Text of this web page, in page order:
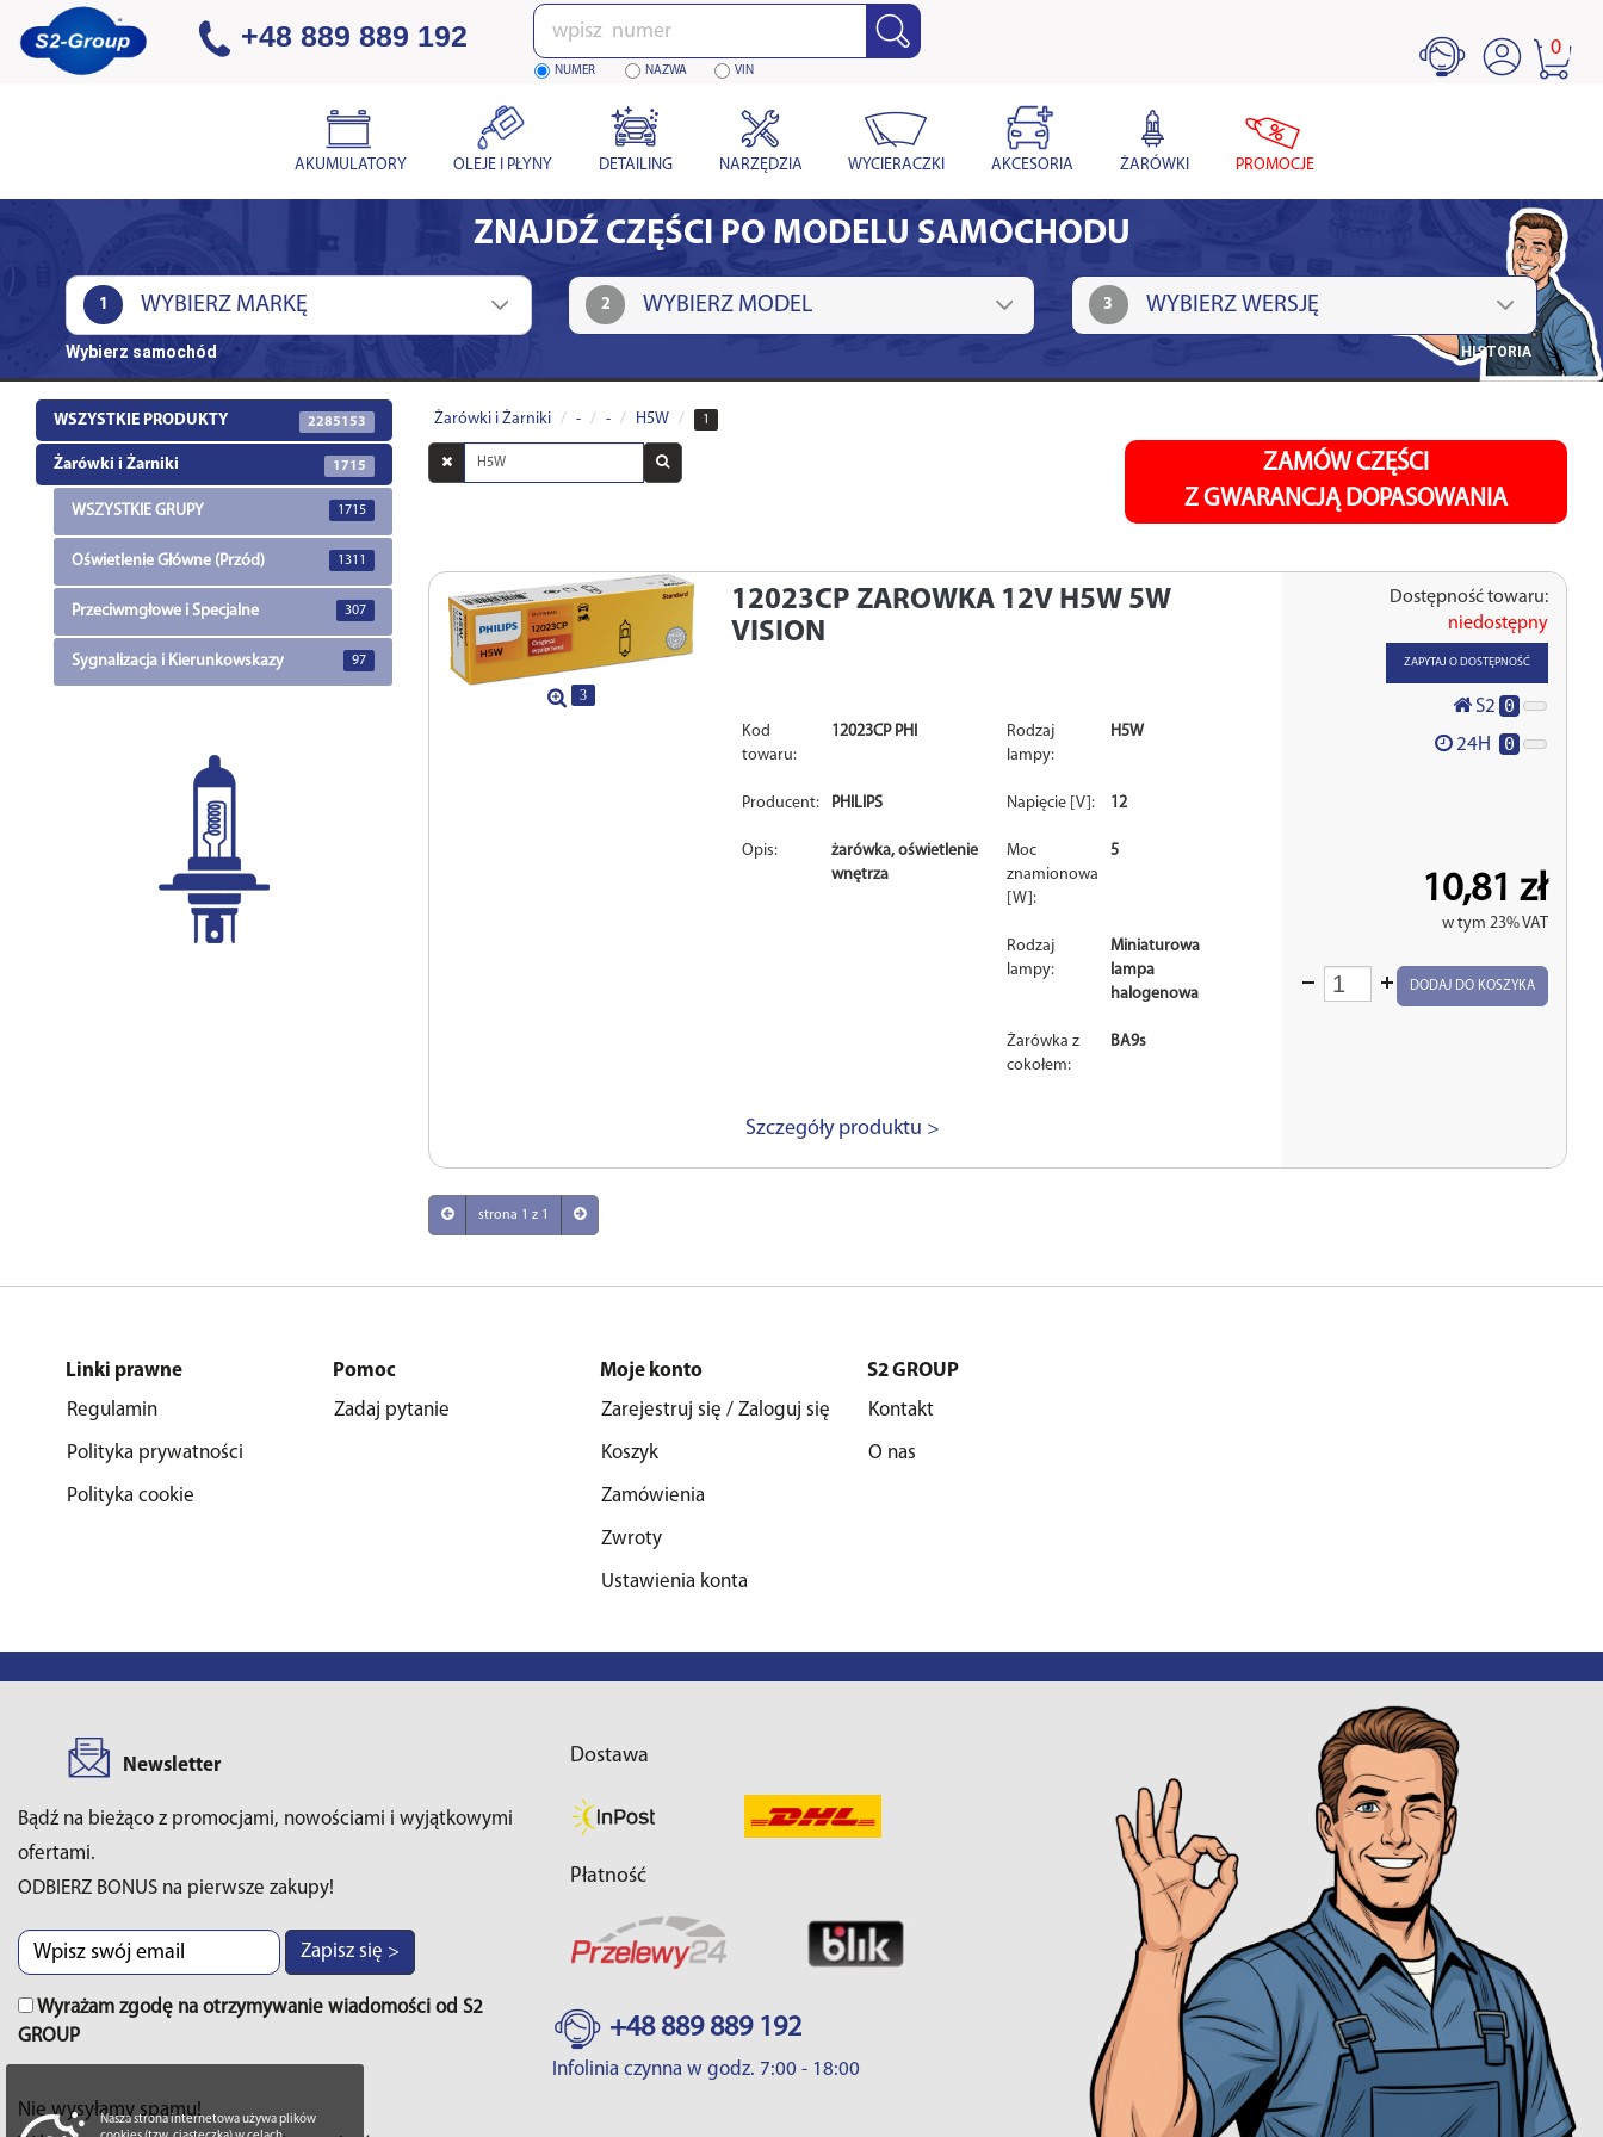
+48 889 889 192 Wpisz
numer
NUMER NAZWA VIN
0
AKUMULATORY OLEJE I PŁYNY DETAILING NARZĘDZIA WYCIERACZKI AKCESORIA ŻARÓWKI PROMOCJE
ZNAJDŹ CZĘŚCI PO MODELU SAMOCHODU
1 2 3
Wybierz samochód HISTORIA
Żarówki i Żarniki - - H5W 1
Wyszukaj
w
ZAMÓW CZĘŚCI
Z GWARANCJĄ DOPASOWANIA
3
12023CP ZAROWKA 12V H5W 5W
VISION
Kod
towaru:
12023CP PHI
Producent: PHILIPS
Opis:
żarówka, oświetlenie
wnętrza
Rodzaj
lampy:
H5W
Napięcie [V]: 12
Moc
znamionowa
[W]:
5
Rodzaj
lampy:
Miniaturowa
lampa
halogenowa
Żarówka z
cokołem:
BA9s
Szczegóły produktu >
Dostępność towaru:
niedostępny
ZAPYTAJ O DOSTĘPNOŚĆ
S2 0
24H 0
10,81 zł
w tym 23% VAT
Wprowadź
ilość
DODAJ DO KOSZYKA
strona 1 z 1
WSZYSTKIE PRODUKTY 2285153
Żarówki i Żarniki 1715
WSZYSTKIE GRUPY 1715
Oświetlenie Główne (Przód) 1311
Przeciwmgłowe i Specjalne 307
Sygnalizacja i Kierunkowskazy 97
Linki prawne
Regulamin
Polityka prywatności
Polityka cookie
Pomoc
Zadaj pytanie
Moje konto
Zarejestruj się / Zaloguj się
Koszyk
Zamówienia
Zwroty
Ustawienia konta
S2 GROUP
Kontakt
O nas
Newsletter
Bądź na bieżąco z promocjami, nowościami i wyjątkowymi
ofertami.
ODBIERZ BONUS na pierwsze zakupy!
Zapisz się >
Wyrażam zgodę na otrzymywanie wiadomości od S2
GROUP
Nie wysyłamy spamu!
Dostawa
Płatność
+48 889 889 192
Infolinia czynna w godz. 7:00 - 18:00
Nasza strona internetowa używa plików